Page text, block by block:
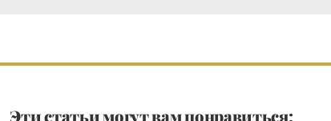
Эти статьи могут вам понравиться: